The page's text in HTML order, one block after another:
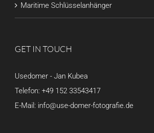
Maritime Schlüsselanhänger
GET IN TOUCH
Usedomer - Jan Kubea
Telefon: +49 152 33543417
E-Mail: info@use-domer-fotografie.de